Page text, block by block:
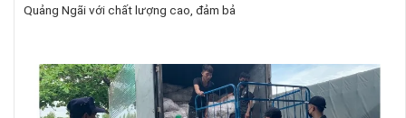
Quảng Ngãi với chất lượng cao, đảm bả